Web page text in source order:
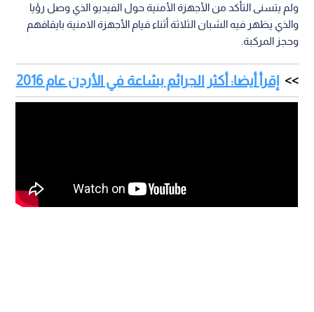
ولم يتسنى التأكد من الأجهزة الأمنية حول الفيديو الذي وصل رؤيا
والذي يظهر فيه الشبان الثلاثة أثناء قيام الأجهزة الامنية بايقافهم
وحجز المركبة.
إقرأ أيضا: أكثر الجرائم بشاعة في الأردن عام 2016